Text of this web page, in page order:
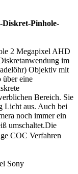
Pinhole-
2 Megapixel AHD
im
Objektiv mit
über eine
Bereich. Sie
Licht aus. Auch bei
noch immer ein
umschaltet.Die
COC Verfahren
Sony